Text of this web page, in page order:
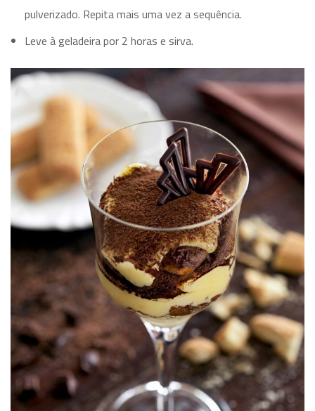
pulverizado. Repita mais uma vez a sequência.
Leve à geladeira por 2 horas e sirva.